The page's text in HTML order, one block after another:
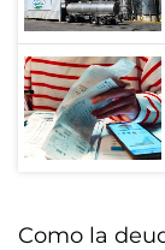
Como la